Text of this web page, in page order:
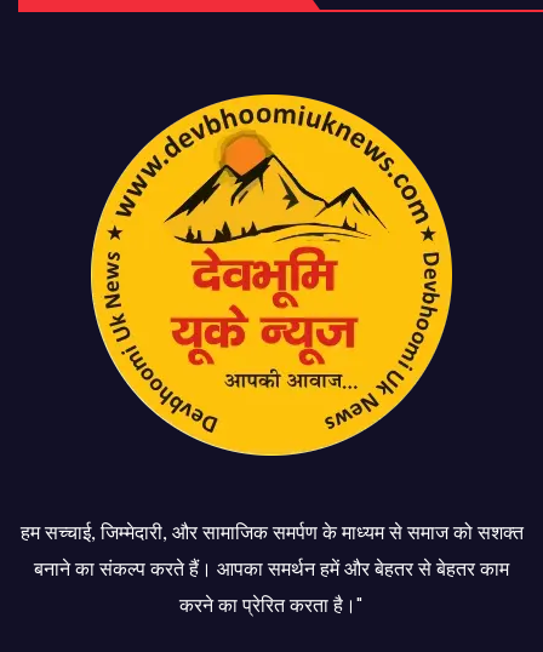
हम सच्चाई, जिम्मेदारी, और सामाजिक समर्पण के माध्यम से समाज को सशक्त
बनाने का संकल्प करते हैं। आपका समर्थन हमें और बेहतर से बेहतर काम
करने का प्रेरित करता है।"